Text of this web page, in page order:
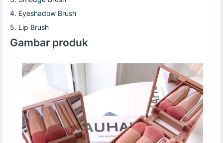
4. Eyeshadow Brush
5. Lip Brush
Gambar produk